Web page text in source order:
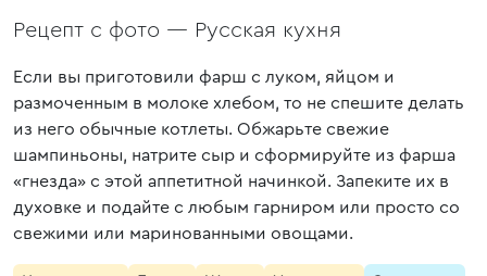
Рецепт с фото — Русская кухня
Если вы приготовили фарш с луком, яйцом и
размоченным в молоке хлебом, то не спешите делать
из него обычные котлеты. Обжарьте свежие
шампиньоны, натрите сыр и сформируйте из фарша
«гнезда» с этой аппетитной начинкой. Запеките их в
духовке и подайте с любым гарниром или просто со
свежими или маринованными овощами.